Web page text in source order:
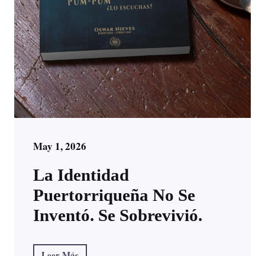
May 1, 2026
La Identidad
Puertorriqueña No Se
Inventó. Se Sobrevivió.